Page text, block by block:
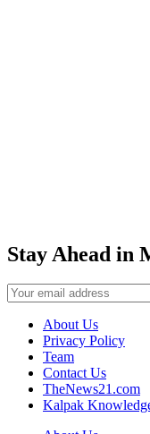
Stay Ahead in
About Us
Privacy Policy
Team
Contact Us
TheNews21.com
Kalpak